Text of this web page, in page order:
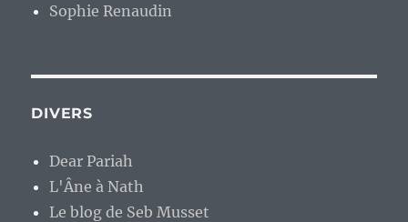
Sophie Renaudin
DIVERS
Dear Pariah
L'Âne à Nath
Le blog de Seb Musset